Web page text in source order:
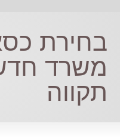
בחירת
משרד
תקווה